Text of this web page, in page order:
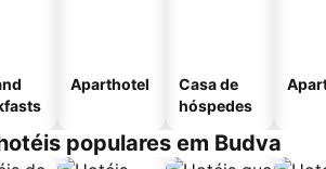
Aparthotel
Casa de
hóspedes
populares em Budva